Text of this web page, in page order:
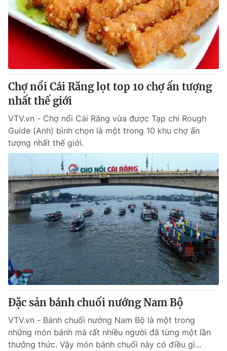
Chợ nổi Cái Răng lọt top 10 chợ ấn tượng
nhất thế giới
VTV.vn - Chợ nổi Cái Răng vừa được Tạp chí Rough
Guide (Anh) bình chọn là một trong 10 khu chợ ấn
tượng nhất thế giới.
Đặc sản bánh chuối nướng Nam Bộ
VTV.vn - Bánh chuối nướng Nam Bộ là một trong
những món bánh mà rất nhiều người đã từng một lần
thưởng thức. Vậy món bánh chuối này có điều gì...